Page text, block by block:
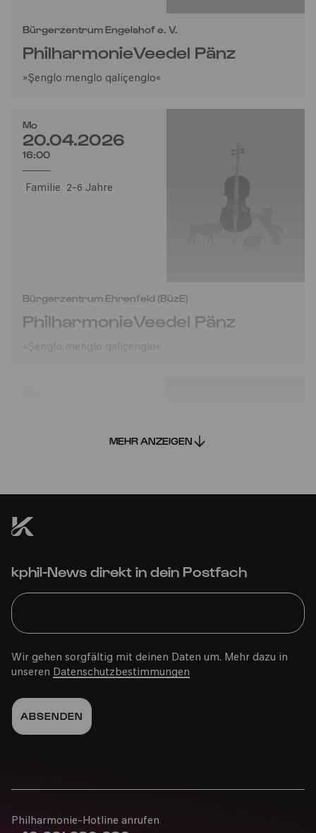
Bürgerzentrum Engelshof e. V.
PhilharmonieVeedel Pänz
»Şenglo menglo qaliçenglo«
Mo
20.04.2026
16:00
Familie 2-6 Jahre
Bürgerzentrum Ehrenfeld (BüzE)
PhilharmonieVeedel Pänz
Bürgerzentrum Ehrenfeld (BüzE)
PhilharmonieVeedel Pänz
19.04.2026
16:00
MEHR ANZEIGEN
kphil-News direkt in dein Postfach
Wir gehen sorgfältig mit deinen Daten um. Mehr dazu in
unseren Datenschutzbestimmungen
Philharmonie-Hotline anrufen